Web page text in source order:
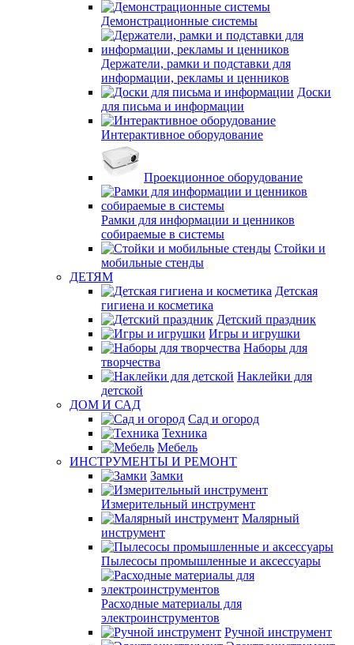
Демонстрационные системы
Держатели, рамки и подставки для
информации, рекламы и ценников
Доски
для письма и информации
Интерактивное оборудование
Проекционное оборудование
Рамки для информации и ценников
собираемые в системы
Стойки и
мобильные стенды
ДЕТЯМ
Детская
гигиена и косметика
Детский праздник
Игры и игрушки
Наборы для
творчества
Наклейки для
детской
ДОМ И САД
Сад и огород
Техника
Мебель
ИНСТРУМЕНТЫ И РЕМОНТ
Замки
Измерительный инструмент
Малярный
инструмент
Пылесосы промышленные и аксессуары
Расходные материалы для
электроинструментов
Ручной инструмент